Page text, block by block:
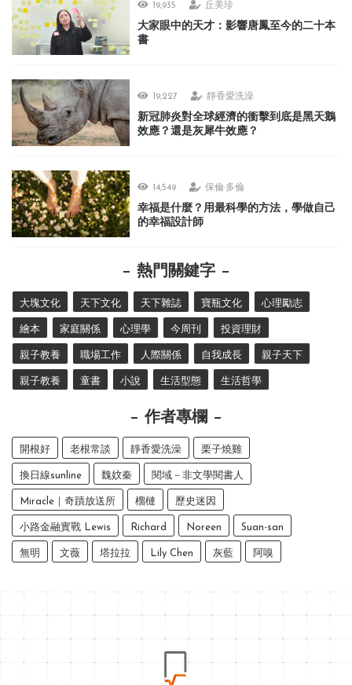
19,935 丘美珍
大家眼中的天才：影響唐鳳至今的二十本
書
19,227 靜香愛洗澡
新冠肺炎對全球經濟的衝擊到底是黑天鵝
效應？還是灰犀牛效應？
14,549 保倫·多倫
幸福是什麼？用最科學的方法，學做自己
的幸福設計師
熱門關鍵字
大塊文化 天下文化 天下雜誌 寶瓶文化 心理勵志
繪本 家庭關係 心理學 今周刊 投資理財
親子教養 職場工作 人際關係 自我成長 親子天下
親子教養 童書 小說 生活型態 生活哲學
作者專欄
開根好 老根常談 靜香愛洗澡 栗子燒雞
換日線sunline 魏妏秦 閱域－非文學閱書人
Miracle｜奇蹟放送所 榴槤 歷史迷因
小路金融實戰 Lewis Richard Noreen Suan-san
無明 文薇 塔拉拉 Lily Chen 灰藍 阿嗅